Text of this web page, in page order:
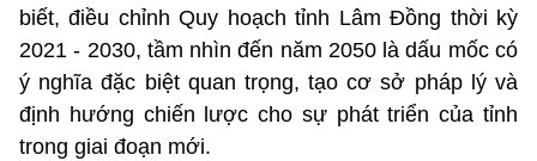
biết, điều chỉnh Quy hoạch tỉnh Lâm Đồng thời kỳ
2021 - 2030, tầm nhìn đến năm 2050 là dấu mốc có
ý nghĩa đặc biệt quan trọng, tạo cơ sở pháp lý và
định hướng chiến lược cho sự phát triển của tỉnh
trong giai đoạn mới.